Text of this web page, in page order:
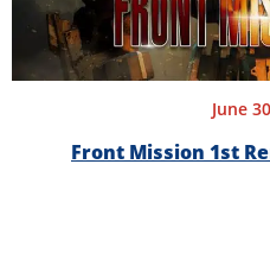
June
Front Mission 1st